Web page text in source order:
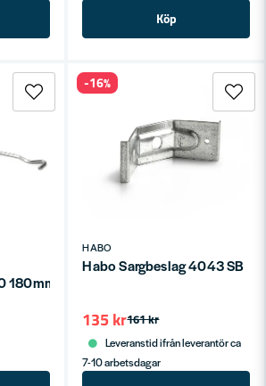
Köp
Galv SB
HABO
Habo Sargbeslag 4043 SB
161 kr
135 kr
Leveranstid ifrån leverantör ca
7-10 arbetsdagar
-16%